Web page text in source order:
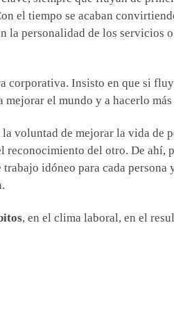
el tiempo se acaban
la personalidad de los servicios
corporativa. Insisto en que si
el mundo y a hacerlo
voluntad de mejorar la vida de
reconocimiento del otro. De
idóneo para cada persona
, en el clima laboral, en el